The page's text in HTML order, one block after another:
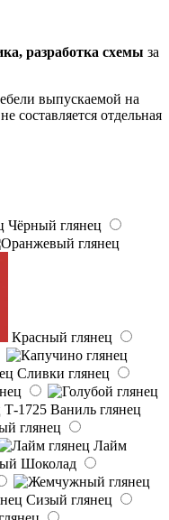
разработка схемы за
выпускаемой на
составляется отдельная
Чёрный глянец
Красный глянец
Сливки глянец
Ваниль глянец
глянец
Лайм
Шоколад
Сизый глянец